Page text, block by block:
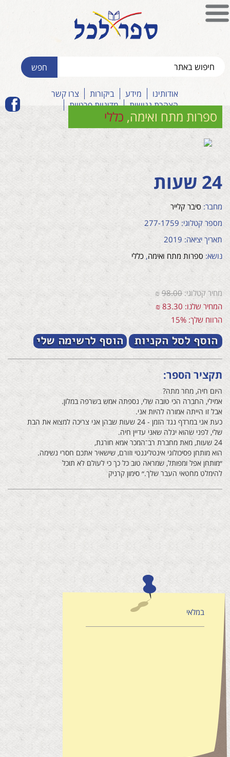
אודותינו מידע ביקורות
צרו קשר
הצהרת נגישות
מדיניות פרטיות
ספרות מתח ואימה, כללי
24 שעות
מחבר: סיבר קלייר
מספר קטלוגי: 277-1759
תאריך יציאה: 2019
נושא: ספרות מתח ואימה, כללי
מחיר קטלוגי: 98.00
₪
המחיר שלנו: 83.30 ₪
הרווח שלך: 15%
תקציר הספר:
היום חיה, מחר מתה?
אמילי, החברה הכי טובה שלי, נספתה אמש בשרפה במלון.
אבל זו הייתה אמורה להיות אני.
כעת אני במרדף נגד הזמן - 24 שעות שבהן אני צריכה למצוא את הבת
שלי, לפני שהוא יגלה שאני עדיין חיה.
24 שעות, מאת מחברת רב־המכר אמא חורגת,
הוא מותחן פסיכולוגי אינטליגנטי וזורם, שישאיר אתכם חסרי נשימה.
״מותחן אפל ומפותל, שמראה טוב כל כך כי לעולם לא תוכל
להימלט מחטאי העבר שלך.״ סימון קרניק
במלאי